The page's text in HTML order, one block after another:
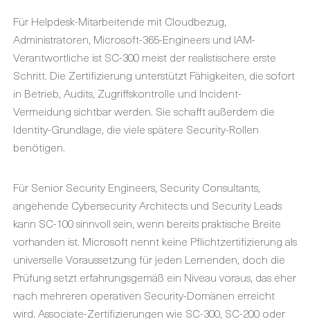
Für Helpdesk-Mitarbeitende mit Cloudbezug,
Administratoren, Microsoft-365-Engineers und IAM-
Verantwortliche ist SC-300 meist der realistischere erste
Schritt. Die Zertifizierung unterstützt Fähigkeiten, die sofort
in Betrieb, Audits, Zugriffskontrolle und Incident-
Vermeidung sichtbar werden. Sie schafft außerdem die
Identity-Grundlage, die viele spätere Security-Rollen
benötigen.
Für Senior Security Engineers, Security Consultants,
angehende Cybersecurity Architects und Security Leads
kann SC-100 sinnvoll sein, wenn bereits praktische Breite
vorhanden ist. Microsoft nennt keine Pflichtzertifizierung als
universelle Voraussetzung für jeden Lernenden, doch die
Prüfung setzt erfahrungsgemäß ein Niveau voraus, das eher
nach mehreren operativen Security-Domänen erreicht
wird. Associate-Zertifizierungen wie SC-300, SC-200 oder